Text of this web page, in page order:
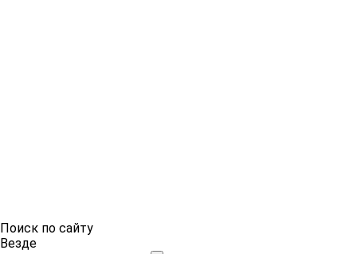
Поиск по сайту
Везде